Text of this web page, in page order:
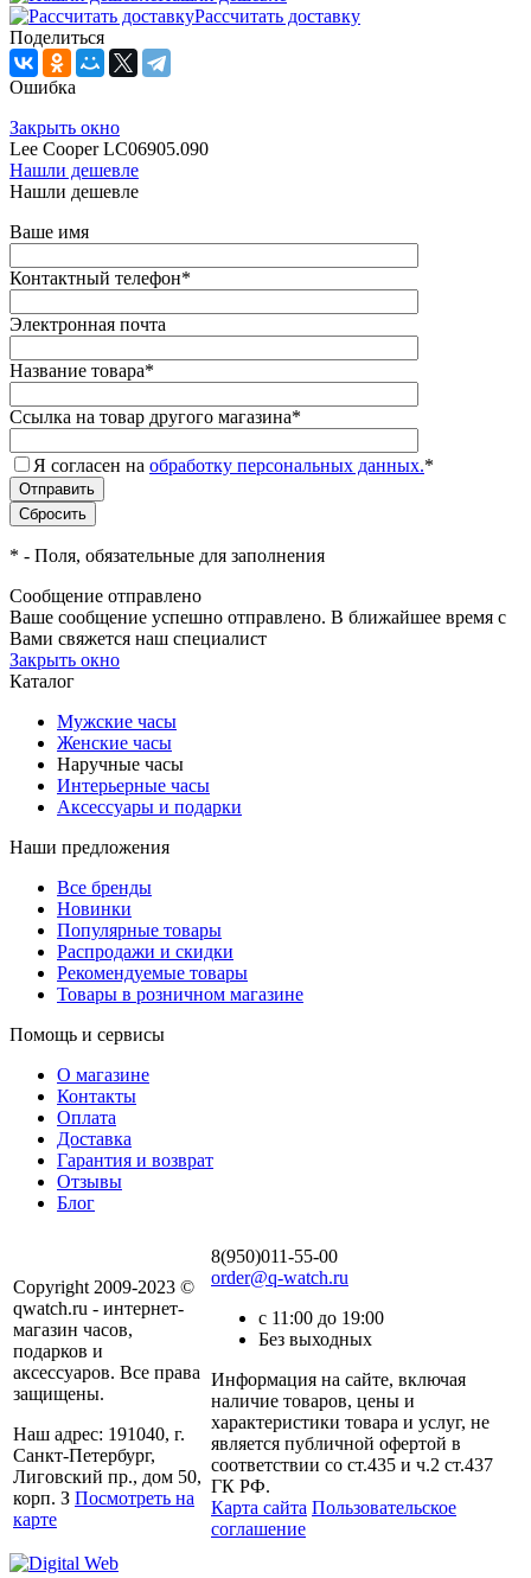
Рассчитать доставку
Поделиться
Ошибка
Закрыть окно
Lee Cooper LC06905.090
Нашли дешевле
Нашли дешевле
Ваше имя
Контактный телефон*
Электронная почта
Название товара*
Ссылка на товар другого магазина*
Я согласен на обработку персональных данных.*
* - Поля, обязательные для заполнения
Сообщение отправлено
Ваше сообщение успешно отправлено. В ближайшее время с
Вами свяжется наш специалист
Закрыть окно
Каталог
Мужские часы
Женские часы
Наручные часы
Интерьерные часы
Аксессуары и подарки
Наши предложения
Все бренды
Новинки
Популярные товары
Распродажи и скидки
Рекомендуемые товары
Товары в розничном магазине
Помощь и сервисы
О магазине
Контакты
Оплата
Доставка
Гарантия и возврат
Отзывы
Блог
Copyright 2009-2023 ©
qwatch.ru - интернет-
магазин часов,
подарков и
аксессуаров. Все права
защищены.
Наш адрес: 191040, г.
Санкт-Петербург,
Лиговский пр., дом 50,
корп. З Посмотреть на
карте
8(950)011-55-00
order@q-watch.ru
с 11:00 до 19:00
Без выходных
Информация на сайте, включая
наличие товаров, цены и
характеристики товара и услуг, не
является публичной офертой в
соответствии со ст.435 и ч.2 ст.437
ГК РФ.
Карта сайта Пользовательское
соглашение